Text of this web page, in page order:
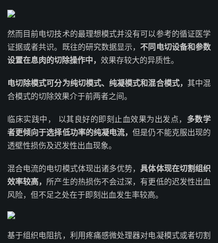
然而目前电切技术的最理想模式并没有可以参考的循证医学
证据或者共识。既往的研究数据显示，不同电切设备和参数
设置在息肉的切除操作中， 效果存较大的异质性。
电切除模式可分为纯切模式、纯凝模式和混合模式， 其中混
合模式的切除效果介于前两者之间。
临床实践中， 以其良好的即刻止血效果为出发点， 多数学
者更倾向于选择低功率的纯凝电流，但是仍不能克服出现的
透壁性损伤及迟发性出血现象。
混合电流的电切模式体现出诸多优势，具体体现在切割组织
效率较高， 所产生的热损伤不会过深，有更低的迟发性出血
风险，但不足之处在于即刻出血发生率较高。
基于组织电阻抗，利用疼痛感微处理器对电凝模式或者切割